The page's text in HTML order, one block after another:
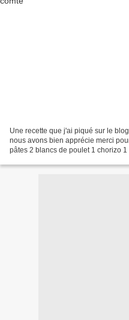
Une recette que j'ai piqué sur le
nous avons bien apprécie merci
pâtes 2 blancs de poulet 1 chorizo